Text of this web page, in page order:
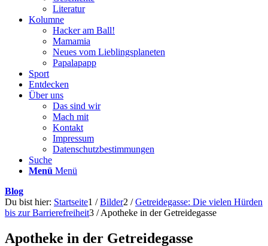
Literatur
Kolumne
Hacker am Ball!
Mamamia
Neues vom Lieblingsplaneten
Papalapapp
Sport
Entdecken
Über uns
Das sind wir
Mach mit
Kontakt
Impressum
Datenschutzbestimmungen
Suche
Menü Menü
Blog
Du bist hier: Startseite1 / Bilder2 / Getreidegasse: Die vielen Hürden
bis zur Barrierefreiheit3 / Apotheke in der Getreidegasse
Apotheke in der Getreidegasse